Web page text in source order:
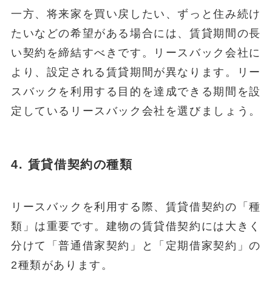
一方、将来家を買い戻したい、ずっと住み続け
たいなどの希望がある場合には、賃貸期間の長
い契約を締結すべきです。リースバック会社に
より、設定される賃貸期間が異なります。リー
スバックを利用する目的を達成できる期間を設
定しているリースバック会社を選びましょう。
4. 賃貸借契約の種類
リースバックを利用する際、賃貸借契約の「種
類」は重要です。建物の賃貸借契約には大きく
分けて「普通借家契約」と「定期借家契約」の
2種類があります。